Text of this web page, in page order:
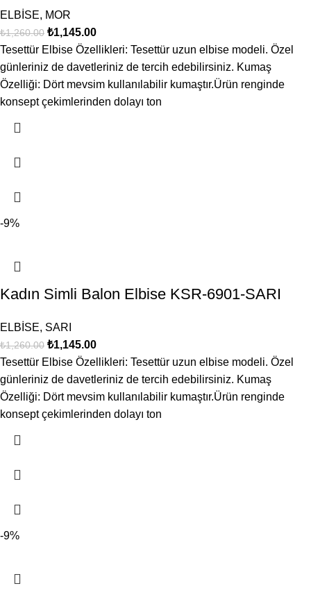
ELBİSE, MOR
₺1,260.00 ₺1,145.00
Tesettür Elbise Özellikleri: Tesettür uzun elbise modeli. Özel
günleriniz de davetleriniz de tercih edebilirsiniz. Kumaş
Özelliği: Dört mevsim kullanılabilir kumaştır.Ürün renginde
konsept çekimlerinden dolayı ton
-9%
Kadın Simli Balon Elbise KSR-6901-SARI
ELBİSE, SARI
₺1,260.00 ₺1,145.00
Tesettür Elbise Özellikleri: Tesettür uzun elbise modeli. Özel
günleriniz de davetleriniz de tercih edebilirsiniz. Kumaş
Özelliği: Dört mevsim kullanılabilir kumaştır.Ürün renginde
konsept çekimlerinden dolayı ton
-9%